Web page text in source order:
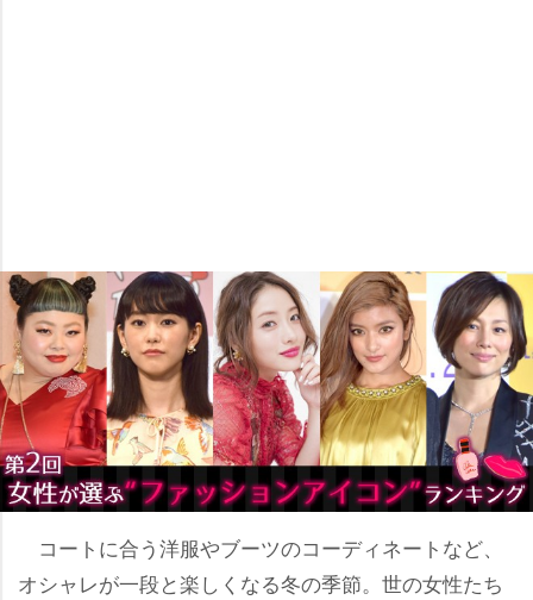
コートに合う洋服やブーツのコーディネートなど、
オシャレが一段と楽しくなる冬の季節。世の女性たち